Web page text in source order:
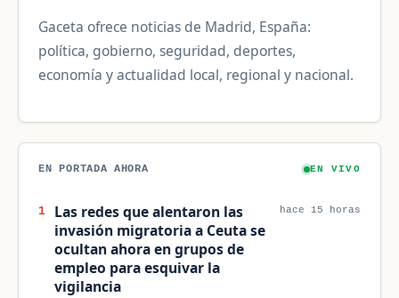
Gaceta ofrece noticias de Madrid, España:
política, gobierno, seguridad, deportes,
economía y actualidad local, regional y nacional.
EN PORTADA AHORA EN VIVO
1
Las redes que alentaron las
invasión migratoria a Ceuta se
ocultan ahora en grupos de
empleo para esquivar la
vigilancia
hace 15 horas